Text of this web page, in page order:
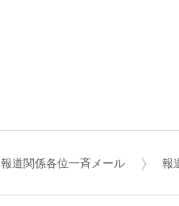
報道関係各位一斉メール 報